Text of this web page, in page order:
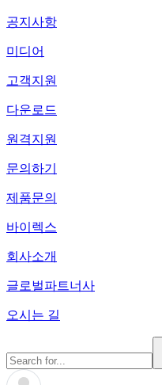
공지사항
미디어
고객지원
다운로드
원격지원
문의하기
제품문의
바이렉스
회사소개
글로벌파트너사
오시는 길